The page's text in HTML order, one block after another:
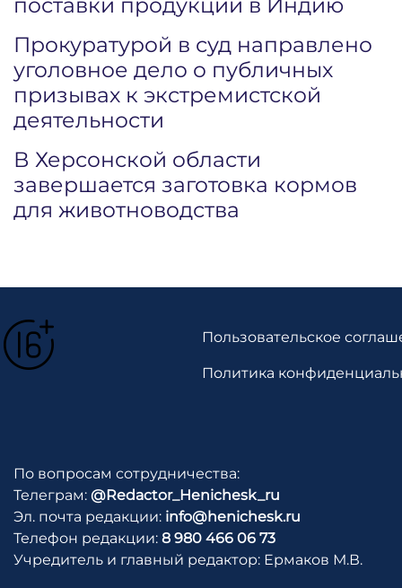
Прокуратурой в суд направлено
уголовное дело о публичных
призывах к экстремистской
деятельности
В Херсонской области
завершается заготовка кормов
для животноводства
Пользовательское
Политика
По вопросам сотрудничества:
Телеграм: @Redactor_Henichesk_ru
Эл. почта редакции: info@henichesk.ru
Телефон редакции: 8 980 466 06 73
Учредитель и главный редактор: Ермаков М.В.